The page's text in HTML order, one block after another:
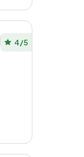
4/5